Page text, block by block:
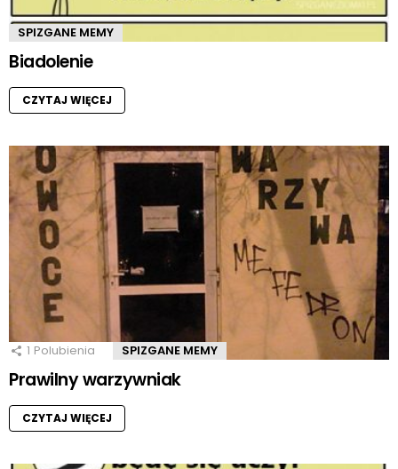
SPIZGANE MEMY
Biadolenie
CZYTAJ WIĘCEJ
1 Polubienia SPIZGANE MEMY
Prawilny warzywniak
CZYTAJ WIĘCEJ